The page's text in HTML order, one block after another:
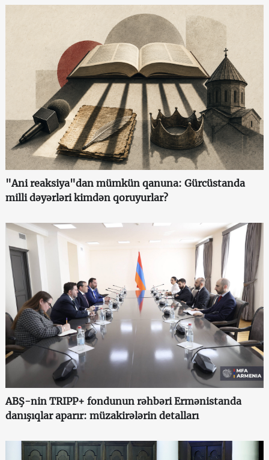
"Ani reaksiya"dan mümkün qanuna: Gürcüstanda
milli dəyərləri kimdən qoruyurlar?
ABŞ-nin TRIPP+ fondunun rəhbəri Ermənistanda
danışıqlar aparır: müzakirələrin detalları